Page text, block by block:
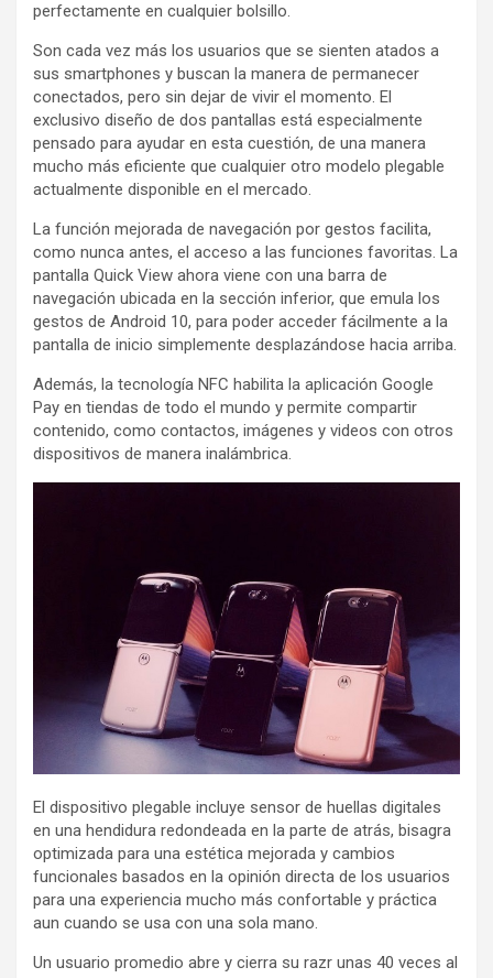
perfectamente en cualquier bolsillo.
Son cada vez más los usuarios que se sienten atados a
sus smartphones y buscan la manera de permanecer
conectados, pero sin dejar de vivir el momento. El
exclusivo diseño de dos pantallas está especialmente
pensado para ayudar en esta cuestión, de una manera
mucho más eficiente que cualquier otro modelo plegable
actualmente disponible en el mercado.
La función mejorada de navegación por gestos facilita,
como nunca antes, el acceso a las funciones favoritas. La
pantalla Quick View ahora viene con una barra de
navegación ubicada en la sección inferior, que emula los
gestos de Android 10, para poder acceder fácilmente a la
pantalla de inicio simplemente desplazándose hacia arriba.
Además, la tecnología NFC habilita la aplicación Google
Pay en tiendas de todo el mundo y permite compartir
contenido, como contactos, imágenes y videos con otros
dispositivos de manera inalámbrica.
El dispositivo plegable incluye sensor de huellas digitales
en una hendidura redondeada en la parte de atrás, bisagra
optimizada para una estética mejorada y cambios
funcionales basados en la opinión directa de los usuarios
para una experiencia mucho más confortable y práctica
aun cuando se usa con una sola mano.
Un usuario promedio abre y cierra su razr unas 40 veces al